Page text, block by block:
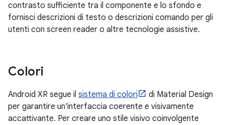
contrasto sufficiente tra il componente e lo sfondo e
fornisci descrizioni di testo o descrizioni comando per gli
utenti con screen reader o altre tecnologie assistive.
Colori
Android XR segue il sistema di colori
di Material Design
per garantire un'interfaccia coerente e visivamente
accattivante. Per creare uno stile visivo coinvolgente